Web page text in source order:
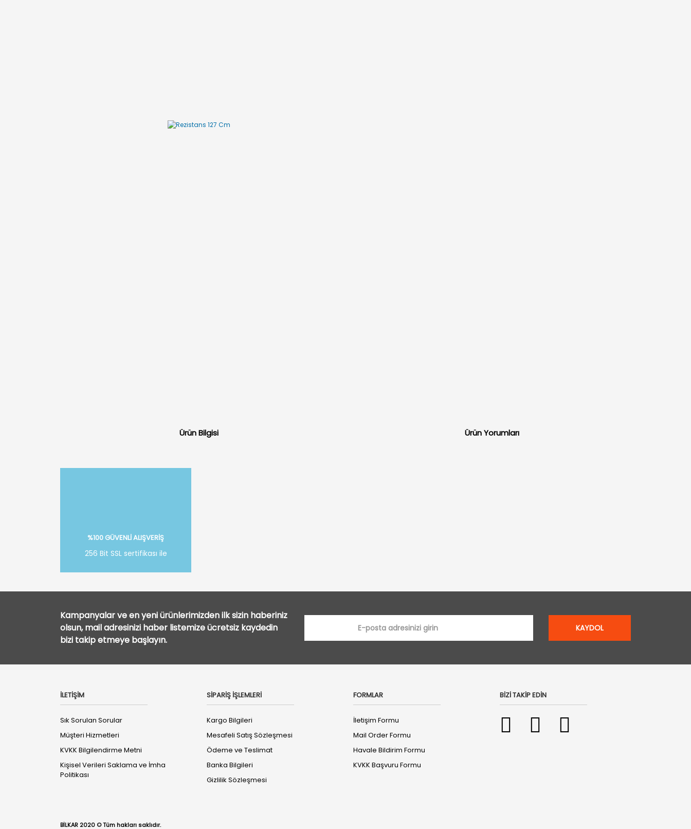
Ürün Bilgisi Ürün Yorumları
%100 GÜVENLİ ALIŞVERİŞ
256 Bit SSL sertifikası ile
Kampanyalar ve en yeni ürünlerimizden ilk sizin haberiniz
olsun, mail adresinizi haber listemize ücretsiz kaydedin
bizi takip etmeye başlayın.
KAYDOL
İLETİŞİM
Sık Sorulan Sorular
Müşteri Hizmetleri
KVKK Bilgilendirme Metni
Kişisel Verileri Saklama ve İmha
Politikası
SİPARİŞ İŞLEMLERİ
Kargo Bilgileri
Mesafeli Satış Sözleşmesi
Ödeme ve Teslimat
Banka Bilgileri
Gizlilik Sözleşmesi
FORMLAR
İletişim Formu
Mail Order Formu
Havale Bildirim Formu
KVKK Başvuru Formu
BİZİ TAKİP EDİN
BİLKAR 2020 © Tüm hakları saklıdır.